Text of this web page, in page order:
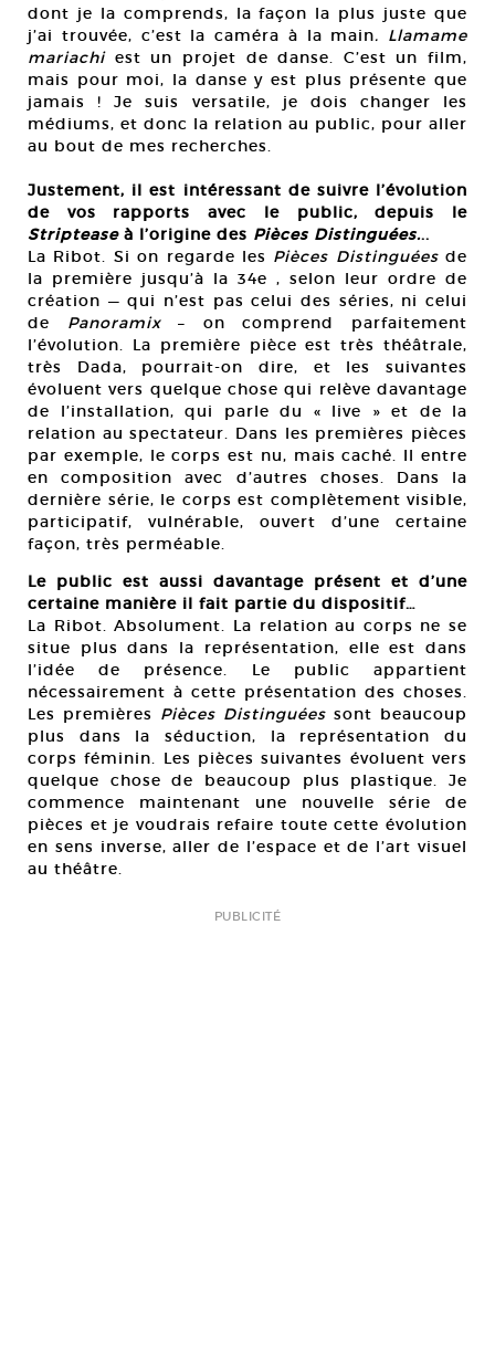
dont je la comprends, la façon la plus juste que
j’ai trouvée, c’est la caméra à la main. Llamame
mariachi est un projet de danse. C’est un film,
mais pour moi, la danse y est plus présente que
jamais ! Je suis versatile, je dois changer les
médiums, et donc la relation au public, pour aller
au bout de mes recherches.
Justement, il est intéressant de suivre l’évolution
de vos rapports avec le public, depuis le
Stripteaseà l’origine des Pièces Distinguées...
La Ribot. Si on regarde les Pièces Distinguées de
la première jusqu’à la 34e , selon leur ordre de
création — qui n’est pas celui des séries, ni celui
de Panoramix– on comprend parfaitement
l’évolution. La première pièce est très théâtrale,
très Dada, pourrait-on dire, et les suivantes
évoluent vers quelque chose qui relève davantage
de l’installation, qui parle du « live » et de la
relation au spectateur. Dans les premières pièces
par exemple, le corps est nu, mais caché. Il entre
en composition avec d’autres choses. Dans la
dernière série, le corps est complètement visible,
participatif, vulnérable, ouvert d’une certaine
façon, très perméable.
Le public est aussi davantage présent et d’une
certaine manière il fait partie du dispositif…
La Ribot. Absolument. La relation au corps ne se
situe plus dans la représentation, elle est dans
l’idée de présence. Le public appartient
nécessairement à cette présentation des choses.
Les premières Pièces Distinguées sont beaucoup
plus dans la séduction, la représentation du
corps féminin. Les pièces suivantes évoluent vers
quelque chose de beaucoup plus plastique. Je
commence maintenant une nouvelle série de
pièces et je voudrais refaire toute cette évolution
en sens inverse, aller de l’espace et de l’art visuel
au théâtre.
PUBLICITÉ